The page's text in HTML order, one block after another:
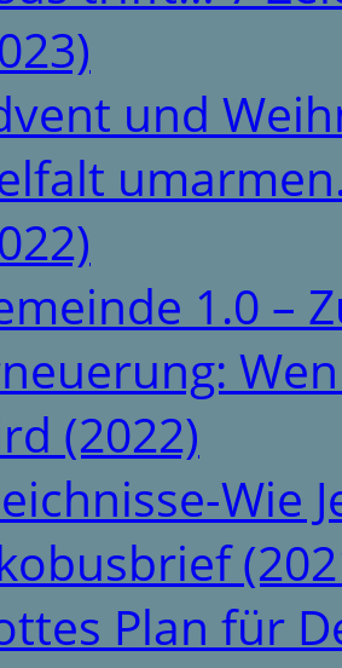
und
1.0 –
(2022)
Wie
Plan für